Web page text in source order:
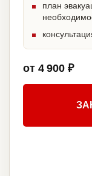
план
от 4 900 ₽